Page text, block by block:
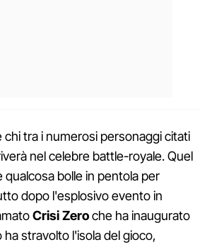
chi tra i numerosi personaggi citati
nel celebre battle-royale. Quel
bolle in pentola per
dopo l'esplosivo evento in
Crisi Zeroche ha inaugurato
ha stravolto l'isola del gioco,